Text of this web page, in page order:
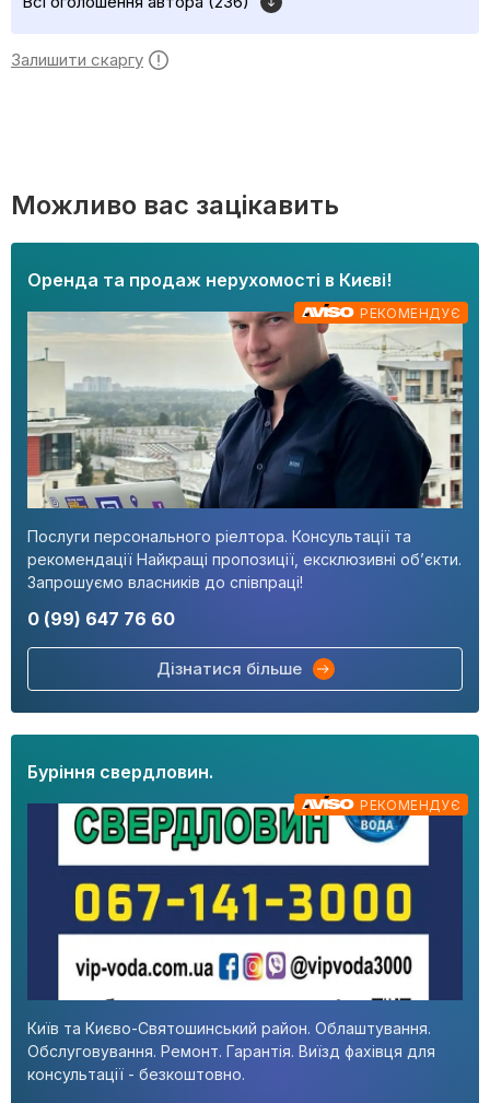
Залишити скаргу
Можливо вас зацікавить
Послуги персонального ріелтора. Консультації та
рекомендації Найкращі пропозиції, ексклюзивні об’єкти.
Запрошуємо власників до співпраці!
0 (99) 647 76 60
Дізнатися більше
Оренда та продаж нерухомості в Києві!
РЕКОМЕНДУЄ
Київ та Києво-Святошинський район. Облаштування.
Обслуговування. Ремонт. Гарантія. Виїзд фахівця для
консультації - безкоштовно.
Буріння свердловин.
РЕКОМЕНДУЄ